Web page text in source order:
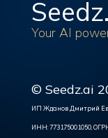
Your AI
© Seedz.ai
ИП Жданов Дмитрий
ИНН: 773175001050,